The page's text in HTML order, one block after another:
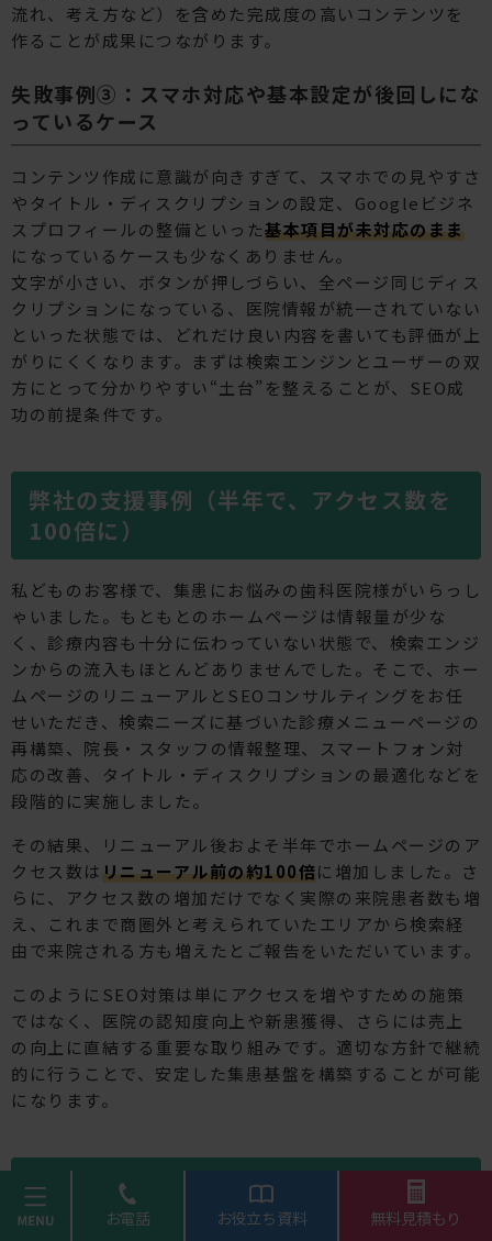
流れ、考え方など）を含めた完成度の高いコンテンツを
作ることが成果につながります。
失敗事例③：スマホ対応や基本設定が後回しにな
っているケース
コンテンツ作成に意識が向きすぎて、スマホでの見やすさ
やタイトル・ディスクリプションの設定、Googleビジネ
スプロフィールの整備といった基本項目が未対応のまま
になっているケースも少なくありません。
文字が小さい、ボタンが押しづらい、全ページ同じディス
クリプションになっている、医院情報が統一されていない
といった状態では、どれだけ良い内容を書いても評価が上
がりにくくなります。まずは検索エンジンとユーザーの双
方にとって分かりやすい“土台”を整えることが、SEO成
功の前提条件です。
弊社の支援事例（半年で、アクセス数を
100倍に）
私どものお客様で、集患にお悩みの歯科医院様がいらっし
ゃいました。もともとのホームページは情報量が少な
く、診療内容も十分に伝わっていない状態で、検索エンジ
ンからの流入もほとんどありませんでした。そこで、ホー
ムページのリニューアルとSEOコンサルティングをお任
せいただき、検索ニーズに基づいた診療メニューページの
再構築、院長・スタッフの情報整理、スマートフォン対
応の改善、タイトル・ディスクリプションの最適化などを
段階的に実施しました。
その結果、リニューアル後およそ半年でホームページのア
クセス数はリニューアル前の約100倍に増加しました。さ
らに、アクセス数の増加だけでなく実際の来院患者数も増
え、これまで商圏外と考えられていたエリアから検索経
由で来院される方も増えたとご報告をいただいています。
このようにSEO対策は単にアクセスを増やすための施策
ではなく、医院の認知度向上や新患獲得、さらには売上
の向上に直結する重要な取り組みです。適切な方針で継続
的に行うことで、安定した集患基盤を構築することが可能
になります。
まとめ
menu お電話 お役立ち資料 無料見積もり